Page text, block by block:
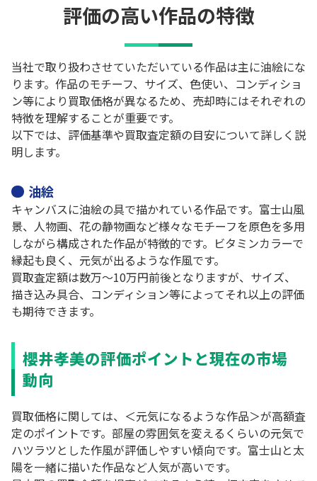
評価の高い作品の特徴
当社で取り扱わさせていただいている作品は主に油絵にな
ります。作品のモチーフ、サイズ、色使い、コンディショ
ン等により買取価格が異なるため、売却時にはそれぞれの
特徴を理解することが重要です。
以下では、評価基準や買取査定額の目安について詳しく説
明します。
油絵
キャンバスに油絵の具で描かれている作品です。富士山風
景、人物画、花の静物画など様々なモチーフを原色を多用
しながら構成された作品が特徴的です。ビタミンカラーで
縁起も良く、元気が出るような作風です。
買取査定額は数万～10万円前後となりますが、サイズ、
描き込み具合、コンディション等によってそれ以上の評価
も期待できます。
櫻井孝美の評価ポイントと現在の市場
動向
買取価格に関しては、＜元気になるような作品＞が高額査
定のポイントです。部屋の雰囲気を変えるくらいの元気で
ハツラツとした作風が評価しやすい傾向です。富士山と太
陽を一緒に描いた作品など人気が高いです。